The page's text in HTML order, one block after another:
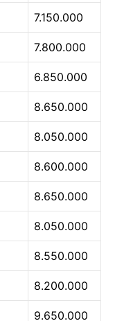
7.150.000
7.800.000
6.850.000
8.650.000
8.050.000
8.600.000
8.650.000
8.050.000
8.550.000
8.200.000
9.650.000